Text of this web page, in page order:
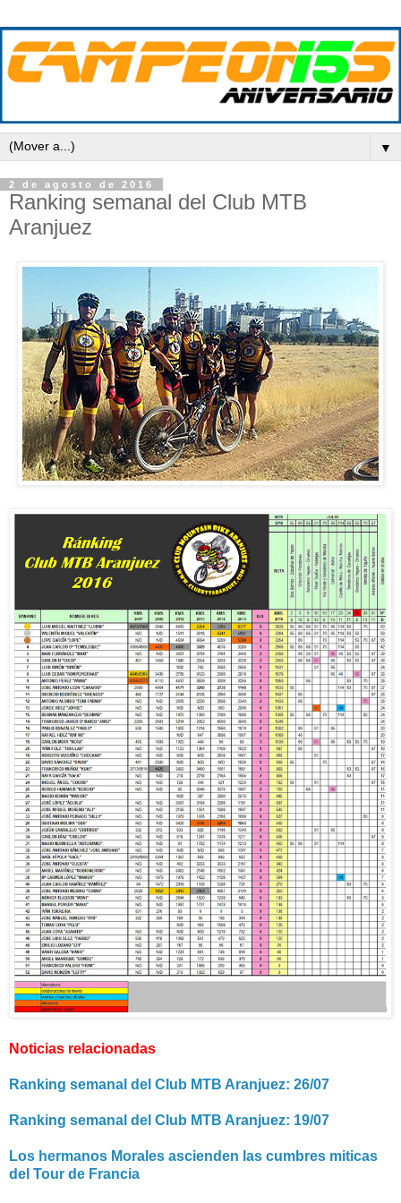
▼
2 de agosto de 2016
Ranking semanal del Club MTB
Aranjuez
Noticias relacionadas
Ranking semanal del Club MTB Aranjuez: 26/07
Ranking semanal del Club MTB Aranjuez: 19/07
Los hermanos Morales ascienden las cumbres miticas
del Tour de Francia